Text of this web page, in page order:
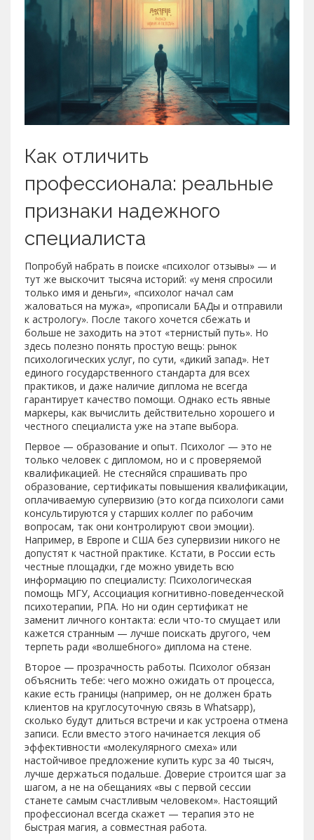
Как отличить
профессионала: реальные
признаки надежного
специалиста
Попробуй набрать в поиске «психолог отзывы» — и
тут же выскочит тысяча историй: «у меня спросили
только имя и деньги», «психолог начал сам
жаловаться на мужа», «прописали БАДы и отправили
к астрологу». После такого хочется сбежать и
больше не заходить на этот «тернистый путь». Но
здесь полезно понять простую вещь: рынок
психологических услуг, по сути, «дикий запад». Нет
единого государственного стандарта для всех
практиков, и даже наличие диплома не всегда
гарантирует качество помощи. Однако есть явные
маркеры, как вычислить действительно хорошего и
честного специалиста уже на этапе выбора.
Первое — образование и опыт. Психолог — это не
только человек с дипломом, но и с проверяемой
квалификацией. Не стесняйся спрашивать про
образование, сертификаты повышения квалификации,
оплачиваемую супервизию (это когда психологи сами
консультируются у старших коллег по рабочим
вопросам, так они контролируют свои эмоции).
Например, в Европе и США без супервизии никого не
допустят к частной практике. Кстати, в России есть
честные площадки, где можно увидеть всю
информацию по специалисту: Психологическая
помощь МГУ, Ассоциация когнитивно-поведенческой
психотерапии, РПА. Но ни один сертификат не
заменит личного контакта: если что-то смущает или
кажется странным — лучше поискать другого, чем
терпеть ради «волшебного» диплома на стене.
Второе — прозрачность работы. Психолог обязан
объяснить тебе: чего можно ожидать от процесса,
какие есть границы (например, он не должен брать
клиентов на круглосуточную связь в Whatsapp),
сколько будут длиться встречи и как устроена отмена
записи. Если вместо этого начинается лекция об
эффективности «молекулярного смеха» или
настойчивое предложение купить курс за 40 тысяч,
лучше держаться подальше. Доверие строится шаг за
шагом, а не на обещаниях «вы с первой сессии
станете самым счастливым человеком». Настоящий
профессионал всегда скажет — терапия это не
быстрая магия, а совместная работа.